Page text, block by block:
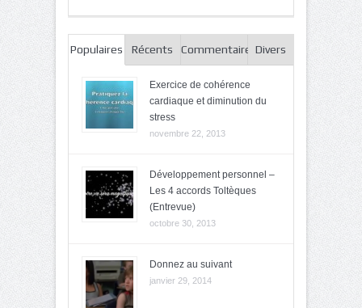
Populaires Récents CommentairesDivers
Exercice de cohérence
cardiaque et diminution du
stress
novembre 22, 2013
Développement personnel –
Les 4 accords Toltèques
(Entrevue)
octobre 30, 2013
Donnez au suivant
janvier 29, 2014